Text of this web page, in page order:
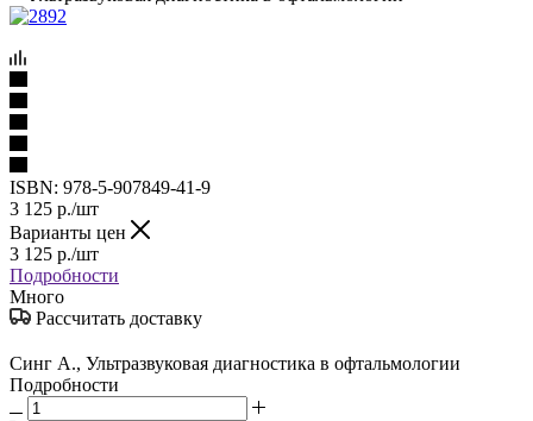
ISBN: 978-5-907849-41-9
3 125 р./шт
Варианты цен
3 125 р./шт
Подробности
Много
Рассчитать доставку
Синг А., Ультразвуковая диагностика в офтальмологии
Подробности